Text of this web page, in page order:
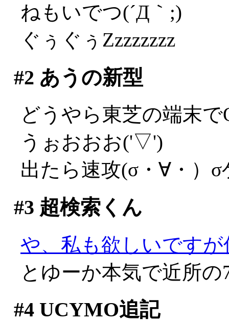
ねもいでつ(´Д｀;)
ぐぅぐぅZzzzzzzz
#2 あうの新型
どうやら東芝の端末
うぉおおお('▽')
出たら速攻(σ・∀・）
#3 超検索くん
や、私も欲しいですが
とゆーか本気で近所
#4UCYMO追記